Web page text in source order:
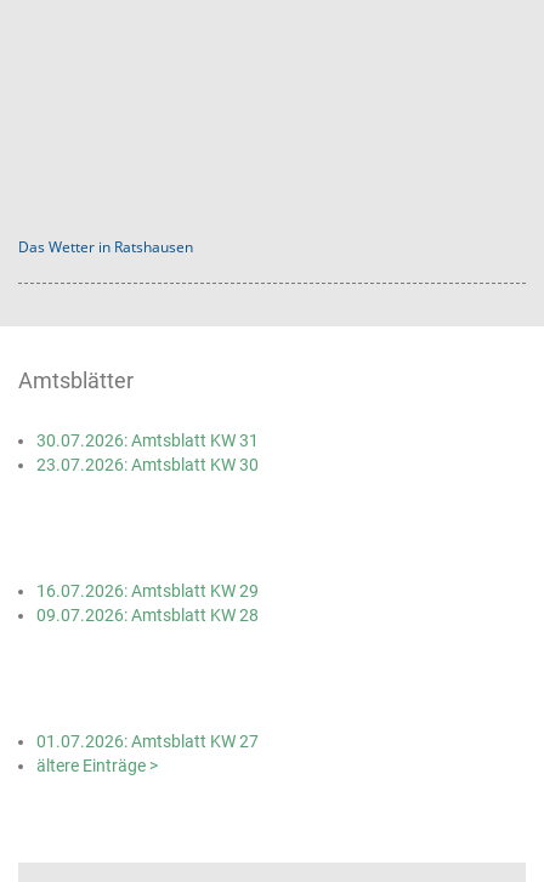
Das Wetter in Ratshausen
Amtsblätter
30.07.2026: Amtsblatt KW 31
23.07.2026: Amtsblatt KW 30
16.07.2026: Amtsblatt KW 29
09.07.2026: Amtsblatt KW 28
01.07.2026: Amtsblatt KW 27
ältere Einträge >